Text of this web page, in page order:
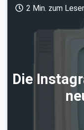
Die
2 Min. zum